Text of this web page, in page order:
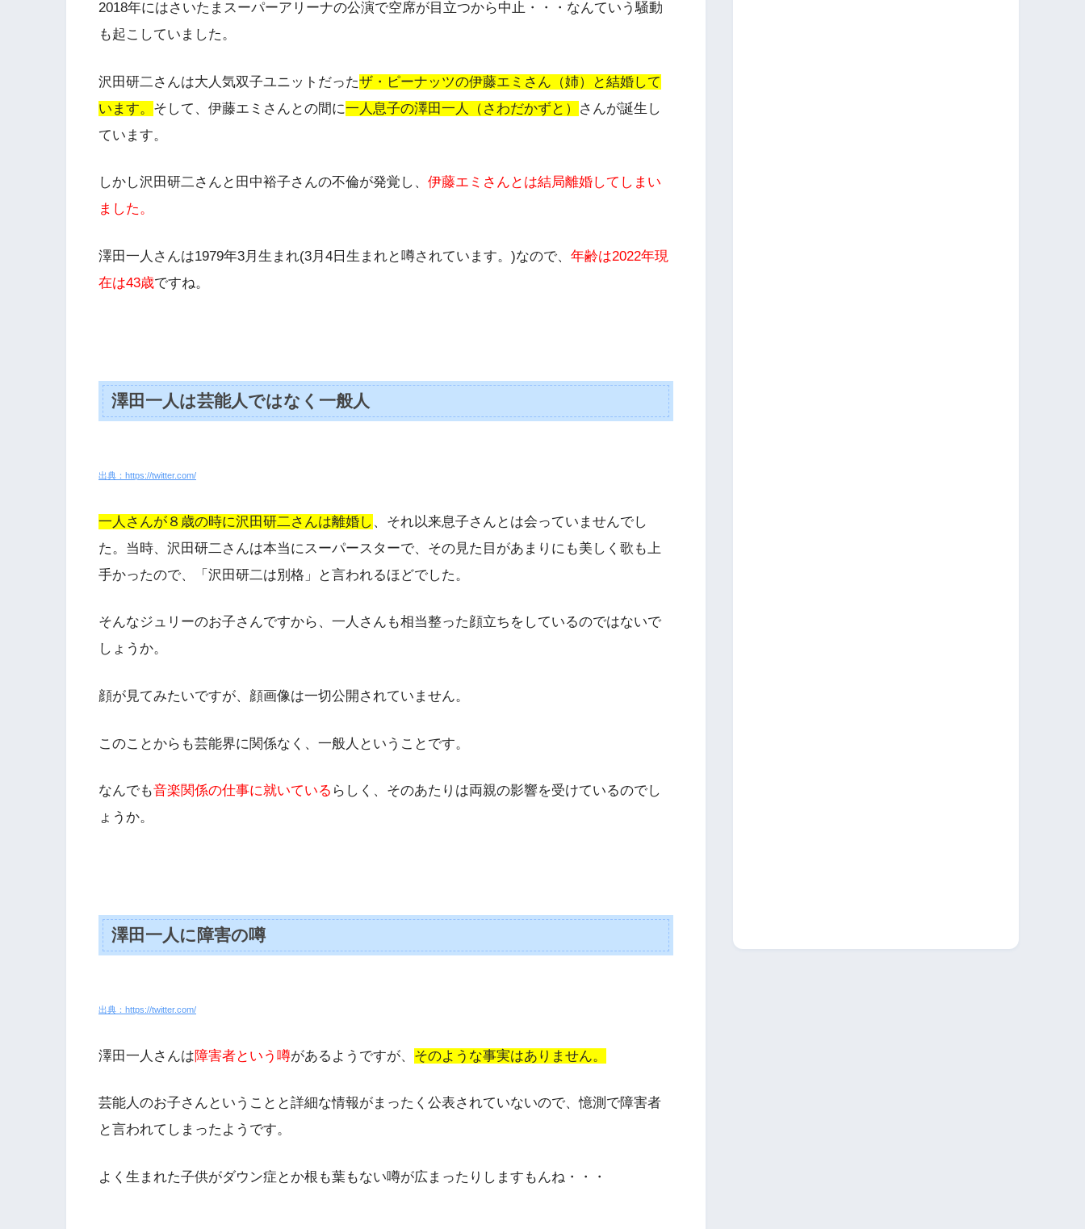
2018年にはさいたまスーパーアリーナの公演で空席が目立つから中止・・・なんていう騒動
も起こしていました。
沢田研二さんは大人気双子ユニットだったザ・ピーナッツの伊藤エミさん（姉）と結婚して
います。 そして、伊藤エミさんとの間に一人息子の澤田一人（さわだかずと）
さんが誕生し
ています。
しかし沢田研二さんと田中裕子さんの不倫が発覚し、 伊藤エミさんとは結局離婚してしまい
ました。
澤田一人さんは1979年3月生まれ(3月4日生まれと噂されています。)なので、 年齢は2022年現
在は43歳ですね。
澤田一人は芸能人ではなく一般人
出典：https://twitter.com/
一人さんが８歳の時に沢田研二さんは離婚し 、それ以来息子さんとは会っていませんでし
た。当時、沢田研二さんは本当にスーパースターで、その見た目があまりにも美しく歌も上
手かったので、「沢田研二は別格」と言われるほどでした。
そんなジュリーのお子さんですから、一人さんも相当整った顔立ちをしているのではないで
しょうか。
顔が見てみたいですが、顔画像は一切公開されていません。
このことからも芸能界に関係なく、一般人ということです。
なんでも音楽関係の仕事に就いている らしく、そのあたりは両親の影響を受けているのでし
ょうか。
澤田一人に障害の噂
出典：https://twitter.com/
澤田一人さんは障害者という噂があるようですが、 そのような事実はありません。
芸能人のお子さんということと詳細な情報がまったく公表されていないので、憶測で障害者
と言われてしまったようです。
よく生まれた子供がダウン症とか根も葉もない噂が広まったりしますもんね・・・